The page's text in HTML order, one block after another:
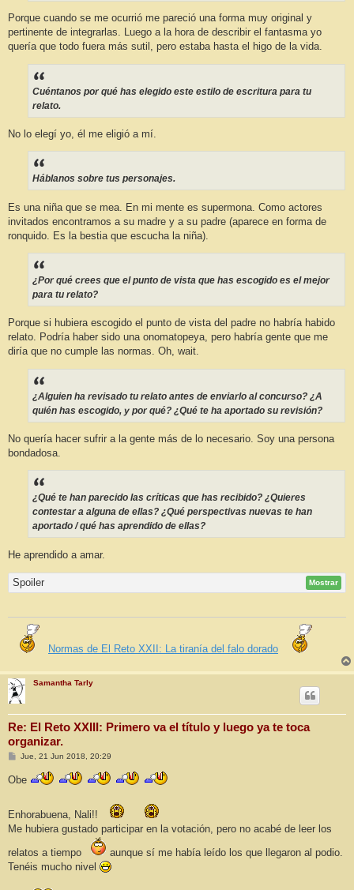
Porque cuando se me ocurrió me pareció una forma muy original y
pertinente de integrarlas. Luego a la hora de describir el fantasma yo
quería que todo fuera más sutil, pero estaba hasta el higo de la vida.
Cuéntanos por qué has elegido este estilo de escritura para tu
relato.
No lo elegí yo, él me eligió a mí.
Háblanos sobre tus personajes.
Es una niña que se mea. En mi mente es supermona. Como actores
invitados encontramos a su madre y a su padre (aparece en forma de
ronquido. Es la bestia que escucha la niña).
¿Por qué crees que el punto de vista que has escogido es el mejor
para tu relato?
Porque si hubiera escogido el punto de vista del padre no habría habido
relato. Podría haber sido una onomatopeya, pero habría gente que me
diría que no cumple las normas. Oh, wait.
¿Alguien ha revisado tu relato antes de enviarlo al concurso? ¿A
quién has escogido, y por qué? ¿Qué te ha aportado su revisión?
No quería hacer sufrir a la gente más de lo necesario. Soy una persona
bondadosa.
¿Qué te han parecido las críticas que has recibido? ¿Quieres
contestar a alguna de ellas? ¿Qué perspectivas nuevas te han
aportado / qué has aprendido de ellas?
He aprendido a amar.
Spoiler Mostrar
Normas de El Reto XXII: La tiranía del falo dorado
Samantha Tarly
Re: El Reto XXIII: Primero va el título y luego ya te toca
organizar.
M
n
s
e
Jue, 21 Jun 2018, 20:29
Obe
Enhorabuena, Nali!!
Me hubiera gustado participar en la votación, pero no acabé de leer los
relatos a tiempo
aunque sí me había leído los que llegaron al podio.
Tenéis mucho nivel